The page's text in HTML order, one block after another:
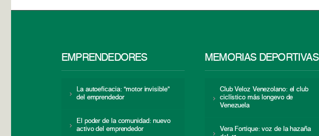
EMPRENDEDORES
La autoeficacia: “motor invisible”
del emprendedor
El poder de la comunidad: nuevo
activo del emprendedor
MEMORIAS DEPORTIVAS
Club Veloz Venezolano: el club
ciclístico más longevo de
Venezuela
Vera Fortique: voz de la hazaña